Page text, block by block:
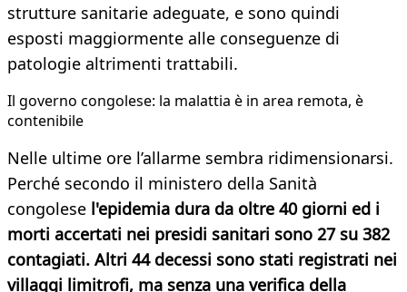
strutture sanitarie adeguate, e sono quindi
esposti maggiormente alle conseguenze di
patologie altrimenti trattabili.
Il governo congolese: la malattia è in area remota, è
contenibile
Nelle ultime ore l’allarme sembra ridimensionarsi.
Perché secondo il ministero della Sanità
congolese l'epidemia dura da oltre 40 giorni ed i
morti accertati nei presidi sanitari sono 27 su 382
contagiati. Altri 44 decessi sono stati registrati nei
villaggi limitrofi, ma senza una verifica della